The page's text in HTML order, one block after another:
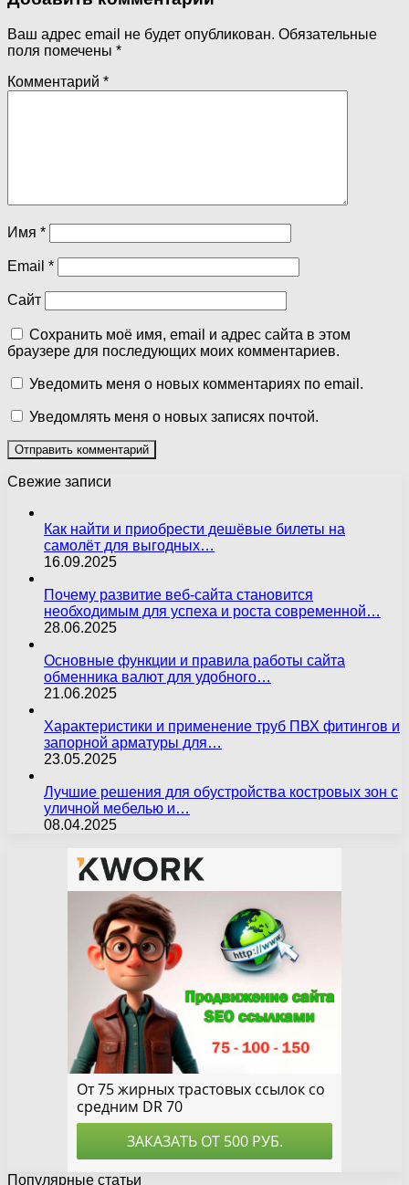
Ваш адрес email не будет опубликован. Обязательные
поля помечены *
Комментарий *
Имя *
Email *
Сайт
Сохранить моё имя, email и адрес сайта в этом
браузере для последующих моих комментариев.
Уведомить меня о новых комментариях по email.
Уведомлять меня о новых записях почтой.
Свежие записи
Как найти и приобрести дешёвые билеты на
самолёт для выгодных…
16.09.2025
Почему развитие веб-сайта становится
необходимым для успеха и роста современной…
28.06.2025
Основные функции и правила работы сайта
обменника валют для удобного…
21.06.2025
Характеристики и применение труб ПВХ фитингов и
запорной арматуры для…
23.05.2025
Лучшие решения для обустройства костровых зон с
уличной мебелью и…
08.04.2025
Популярные статьи